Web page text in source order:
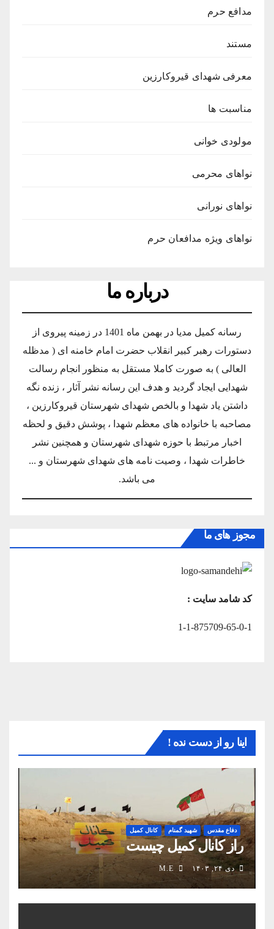
مدافع حرم
مستند
معرفی شهدای قیروکارزین
مناسبت ها
مولودی خوانی
نواهای محرمی
نواهای نورانی
نواهای ویژه مدافعان حرم
درباره ما
رسانه کمیل مدیا در بهمن ماه 1401 در زمینه پیروی از
دستورات رهبر کبیر انقلاب حضرت امام خامنه ای ( مدظله
العالی ) به صورت کاملا مستقل به منظور انجام رسالت
شهدایی ایجاد گردید و هدف این رسانه نشر آثار ، زنده نگه
داشتن یاد شهدا و بالخص شهدای شهرستان قیروکارزین ،
مصاحبه با خانواده های معظم شهدا ، پوشش دقیق و لحظه
اخبار مرتبط با حوزه شهدای شهرستان و همچنین نشر
خاطرات شهدا ، وصیت نامه های شهدای شهرستان و ...
می باشد.
مجوز های ما
کد شامد سایت :
1-1-875709-65-0-1
اینا رو از دست نده !
دفاع مقدس شهید گمنام کانال کمیل
راز کانال کمیل چیست
دی ۲۴, ۱۴۰۳